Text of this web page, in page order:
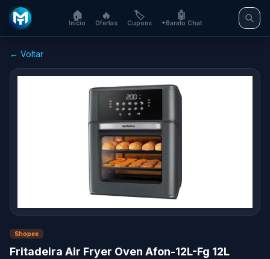
🏠
Início
🔥
Ofertas
🏷️
Cupons
🤖
+Barato Chat
← Voltar
Shopee
Fritadeira Air Fryer Oven Afon-12L-Fg 12L